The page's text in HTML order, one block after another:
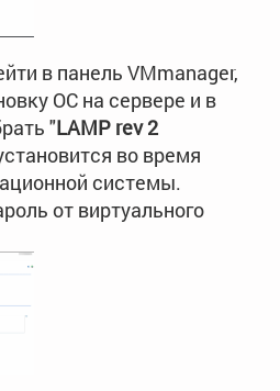
в панель VMmanager,
ОС на сервере и в
"LAMP rev 2
во время
системы.
от виртуального